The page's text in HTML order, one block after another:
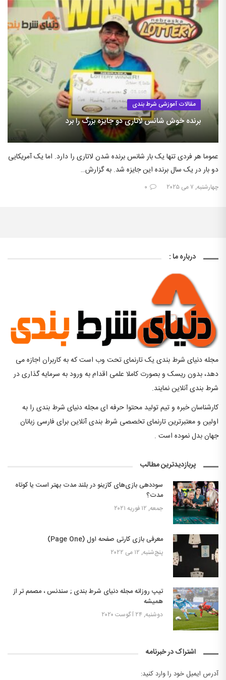
مقالات آموزشی شرط بندی
برنده خوش شانس لاتاری دو جایزه بزرگ را برد
عموما هر فردی تنها یک بار شانس برنده شدن لاتاری را دارد. اما یک آمریکایی
دو بار در یک سال برنده این جایزه شد. به گزارش…
چهارشنبه, ۷ می ۲۰۲۵ ۰
درباره ما :
مجله دنیای شرط بندی یک تارنمای تحت وب است که به کاربران اجازه می
دهد، بدون ریسک و بصورت کاملا علمی اقدام به ورود به سرمایه گذاری در
شرط بندی آنلاین نمایند.
کارشناسان خبره و تیم تولید محتوا حرفه ای مجله دنیای شرط بندی را به
اولین و معتبرترین تارنمای تخصصی شرط بندی آنلاین برای فارسی زبانان
جهان بدل نموده است .
پربازدیدترین مطالب
سوددهی بازی‌های کازینو در بلند مدت بهتر است یا کوتاه
مدت؟
جمعه, ۱۲ فوریه ۲۰۲۱
معرفی بازی کارتی صفحه اول (Page One)
پنج‌شنبه, ۱۲ می ۲۰۲۲
تیپ روزانه مجله دنیای شرط بندی ; سندنس ، مصمم تر از
همیشه
دوشنبه, ۲۴ آگوست ۲۰۲۰
اشتراک در خبرنامه
آدرس ایمیل خود را وارد کنید: